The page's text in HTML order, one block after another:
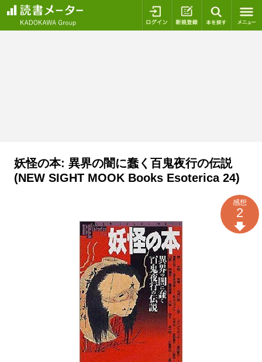
ログイン 新規登録
妖怪の本: 異界の闇に蠢く百鬼夜行の伝説
(NEW SIGHT MOOK Books Esoterica 24)
感想
2